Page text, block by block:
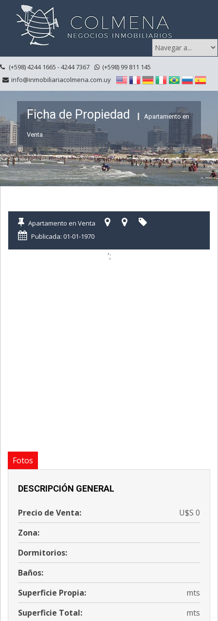
(+598) 4244 1665 - 4244 7367
(+598) 99 811 145
info@inmobiliariacolmena.com.uy
Ficha de Propiedad Apartamento en
Venta
Apartamento en Venta
Publicada: 01-01-1970
';
Fotos
DESCRIPCIÓN GENERAL
Precio de Venta:
U$S 0
Zona:
Dormitorios:
Baños:
Superficie Propia:
mts
Superficie Total:
mts